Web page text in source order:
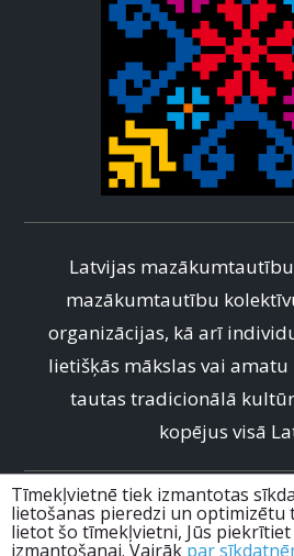
Latvijas
mazākumtautību
organizācijas, kā arī
lietišķās mākslas vai amatu
tautas tradicionālā
kopējus visā
+371
Tīmekļvietnē tiek izmantotas
lietošanas pieredzi un
lietot šo tīmekļvietni, Jūs
izmantošanai. Vairākpar